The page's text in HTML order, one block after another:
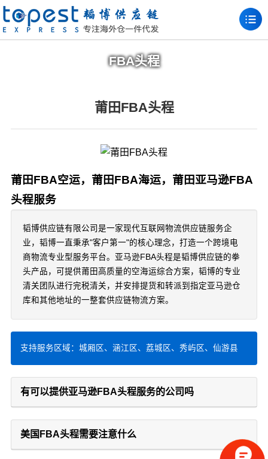
FBA头程
莆田FBA头程
莆田FBA空运，莆田FBA海运，莆田亚马逊FBA
头程服务
韬博供应链有限公司是一家现代互联网物流供应链服务企
业，韬博一直秉承"客户第一"的核心理念，打造一个跨境电
商物流专业型服务平台。亚马逊FBA头程是韬博供应链的拳
头产品，可提供莆田高质量的空海运综合方案，韬博的专业
清关团队进行完税清关，并安排提货和转派到指定亚马逊仓
库和其他地址的一整套供应链物流方案。
支持服务区域：城厢区、涵江区、荔城区、秀屿区、仙游县
有可以提供亚马逊FBA头程服务的公司吗
美国FBA头程需要注意什么